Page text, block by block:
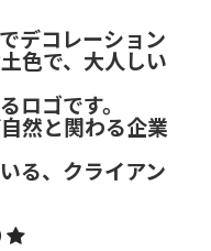
デコレーション
色で、大人しい
ロゴです。
然と関わる企業
る、クライアン